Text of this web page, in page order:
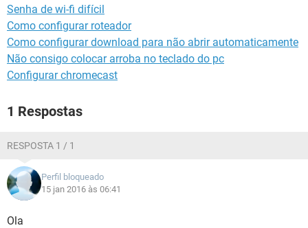
Senha de wi-fi difícil
Como configurar roteador
Como configurar download para não abrir automaticamente
Não consigo colocar arroba no teclado do pc
Configurar chromecast
1 Respostas
RESPOSTA 1 / 1
Perfil bloqueado
15 jan 2016 às 06:41
Ola